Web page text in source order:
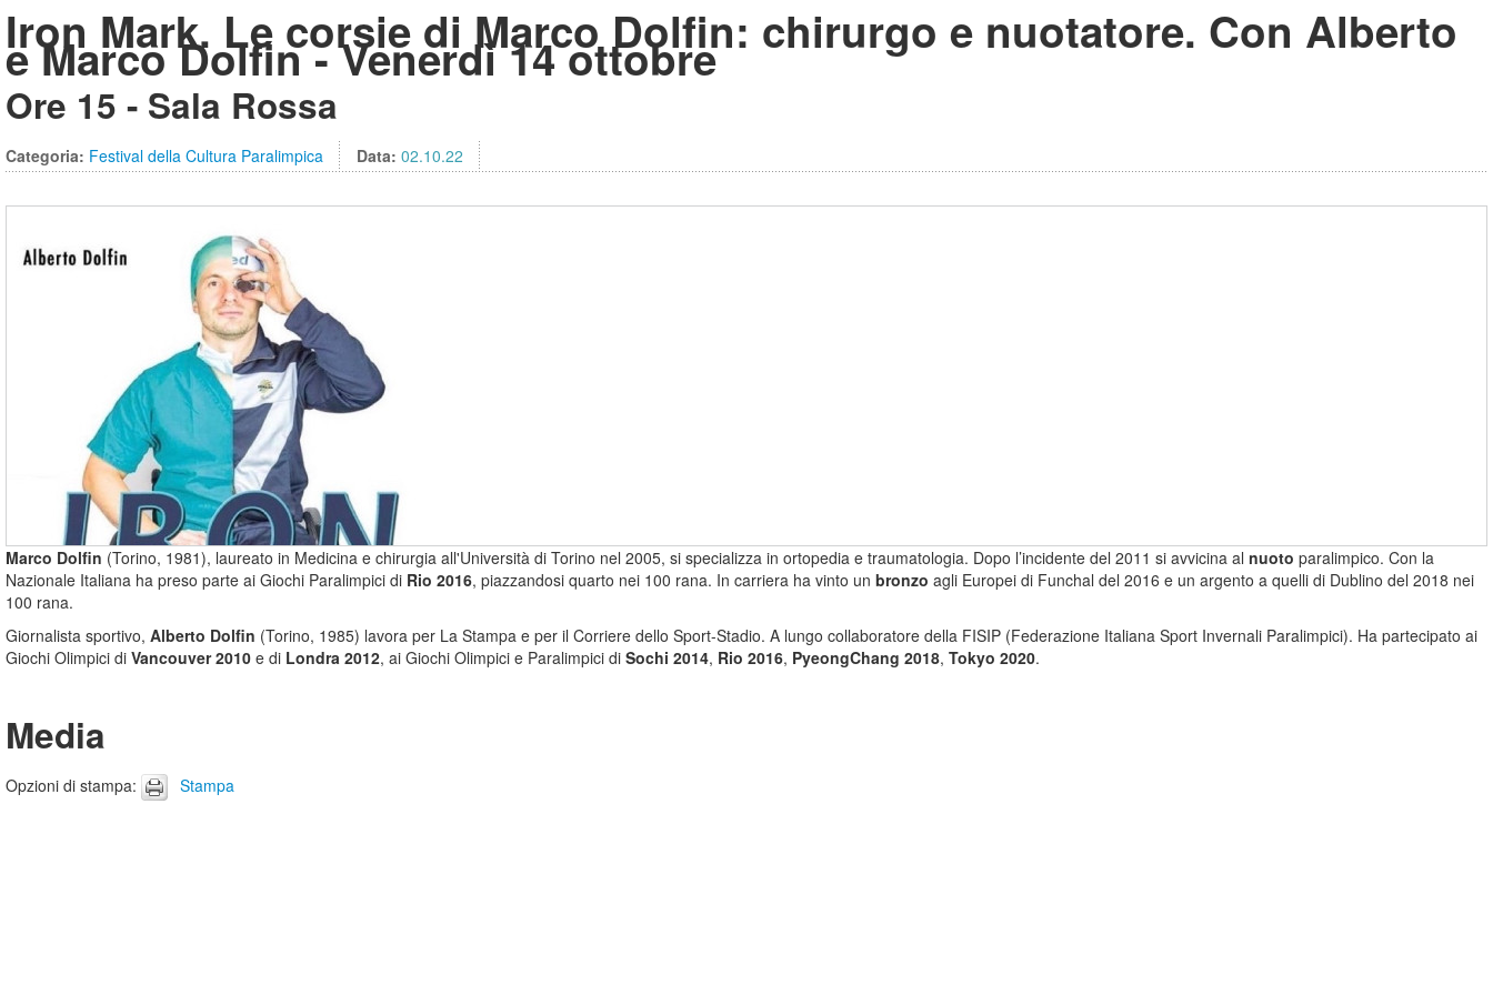
Iron Mark. Le corsie di Marco Dolfin: chirurgo e nuotatore. Con Alberto
e Marco Dolfin - Venerdì 14 ottobre
Ore 15 - Sala Rossa
Categoria: Festival della Cultura Paralimpica Data: 02.10.22
Marco Dolfin (Torino, 1981), laureato in Medicina e chirurgia all'Università di Torino nel 2005, si specializza in ortopedia e traumatologia. Dopo l’incidente del 2011 si avvicina al nuoto paralimpico. Con la
Nazionale Italiana ha preso parte ai Giochi Paralimpici di Rio 2016, piazzandosi quarto nei 100 rana. In carriera ha vinto un bronzo agli Europei di Funchal del 2016 e un argento a quelli di Dublino del 2018 nei
100 rana.
Giornalista sportivo, Alberto Dolfin (Torino, 1985) lavora per La Stampa e per il Corriere dello Sport-Stadio. A lungo collaboratore della FISIP (Federazione Italiana Sport Invernali Paralimpici). Ha partecipato ai
Giochi Olimpici di Vancouver 2010 e di Londra 2012, ai Giochi Olimpici e Paralimpici di Sochi 2014, Rio 2016, PyeongChang 2018, Tokyo 2020.
Media
Opzioni di stampa: Stampa